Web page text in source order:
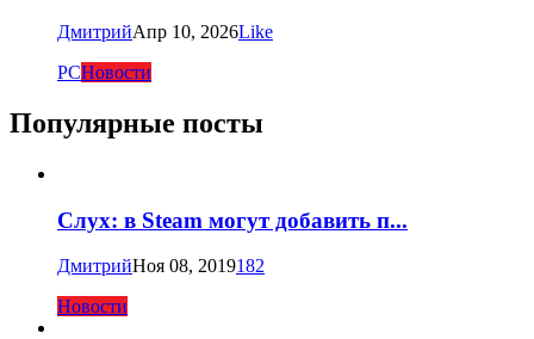
ДмитрийАпр 10, 2026Like
PCНовости
Популярные посты
Слух: в Steam могут добавить п...
ДмитрийНоя 08, 2019182
Новости